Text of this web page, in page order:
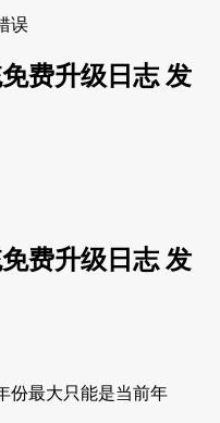
误
费升级日志 发
费升级日志 发
份最大只能是当前年